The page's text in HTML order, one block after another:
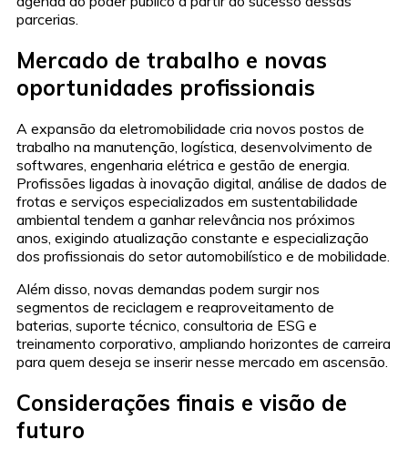
parcerias.
Mercado de trabalho e novas
oportunidades profissionais
A expansão da eletromobilidade cria novos postos de
trabalho na manutenção, logística, desenvolvimento de
softwares, engenharia elétrica e gestão de energia.
Profissões ligadas à inovação digital, análise de dados de
frotas e serviços especializados em sustentabilidade
ambiental tendem a ganhar relevância nos próximos
anos, exigindo atualização constante e especialização
dos profissionais do setor automobilístico e de mobilidade.
Além disso, novas demandas podem surgir nos
segmentos de reciclagem e reaproveitamento de
baterias, suporte técnico, consultoria de ESG e
treinamento corporativo, ampliando horizontes de carreira
para quem deseja se inserir nesse mercado em ascensão.
Considerações finais e visão de
futuro